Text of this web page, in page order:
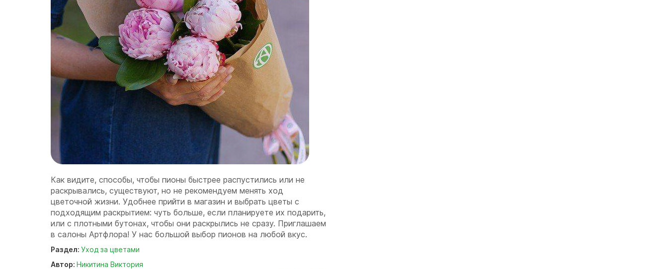
Как видите, способы, чтобы пионы быстрее распустились или не
раскрывались, существуют, но не рекомендуем менять ход
цветочной жизни. Удобнее прийти в магазин и выбрать цветы с
подходящим раскрытием: чуть больше, если планируете их подарить,
или с плотными бутонах, чтобы они раскрылись не сразу. Приглашаем
в салоны Артфлора! У нас большой выбор пионов на любой вкус.
Раздел: Уход за цветами
Автор: Никитина Виктория